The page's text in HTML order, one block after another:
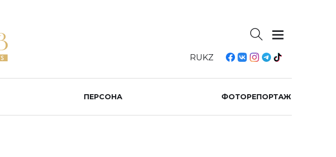
RUKZ
ПЕРСОНА ФОТОРЕПОРТАЖ